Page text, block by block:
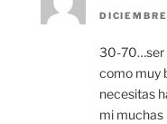
30-70…ser
como muy
necesitas
mi muchas